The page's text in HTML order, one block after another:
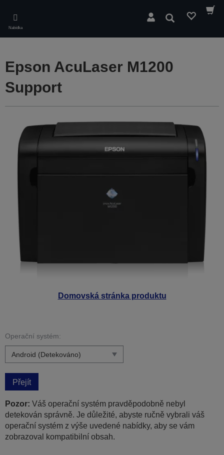
main
content
Nabídka
Hledat
Domovská stránka produktu
Epson AcuLaser M1200
Support
Operační systém:
Přejít
Pozor: Váš operační systém pravděpodobně nebyl
detekován správně. Je důležité, abyste ručně vybrali váš
operační systém z výše uvedené nabídky, aby se vám
zobrazoval kompatibilní obsah.